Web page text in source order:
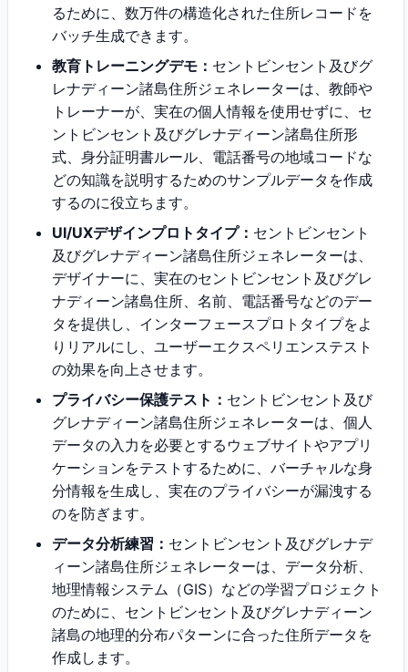
るために、数万件の構造化された住所レコードを
バッチ生成できます。
教育トレーニングデモ： セントビンセント及びグ
レナディーン諸島住所ジェネレーターは、教師や
トレーナーが、実在の個人情報を使用せずに、セ
ントビンセント及びグレナディーン諸島住所形
式、身分証明書ルール、電話番号の地域コードな
どの知識を説明するためのサンプルデータを作成
するのに役立ちます。
UI/UXデザインプロトタイプ： セントビンセント
及びグレナディーン諸島住所ジェネレーターは、
デザイナーに、実在のセントビンセント及びグレ
ナディーン諸島住所、名前、電話番号などのデー
タを提供し、インターフェースプロトタイプをよ
りリアルにし、ユーザーエクスペリエンステスト
の効果を向上させます。
プライバシー保護テスト： セントビンセント及び
グレナディーン諸島住所ジェネレーターは、個人
データの入力を必要とするウェブサイトやアプリ
ケーションをテストするために、バーチャルな身
分情報を生成し、実在のプライバシーが漏洩する
のを防ぎます。
データ分析練習： セントビンセント及びグレナデ
ィーン諸島住所ジェネレーターは、データ分析、
地理情報システム（GIS）などの学習プロジェクト
のために、セントビンセント及びグレナディーン
諸島の地理的分布パターンに合った住所データを
作成します。